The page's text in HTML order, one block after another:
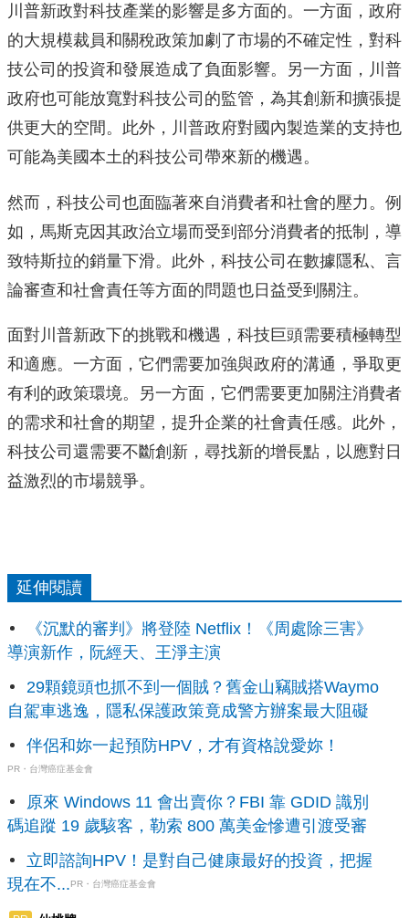
川普新政對科技產業的影響是多方面的。一方面，政府
的大規模裁員和關稅政策加劇了市場的不確定性，對科
技公司的投資和發展造成了負面影響。另一方面，川普
政府也可能放寬對科技公司的監管，為其創新和擴張提
供更大的空間。此外，川普政府對國內製造業的支持也
可能為美國本土的科技公司帶來新的機遇。
然而，科技公司也面臨著來自消費者和社會的壓力。例
如，馬斯克因其政治立場而受到部分消費者的抵制，導
致特斯拉的銷量下滑。此外，科技公司在數據隱私、言
論審查和社會責任等方面的問題也日益受到關注。
面對川普新政下的挑戰和機遇，科技巨頭需要積極轉型
和適應。一方面，它們需要加強與政府的溝通，爭取更
有利的政策環境。另一方面，它們需要更加關注消費者
的需求和社會的期望，提升企業的社會責任感。此外，
科技公司還需要不斷創新，尋找新的增長點，以應對日
益激烈的市場競爭。
延伸閱讀
《沉默的審判》將登陸 Netflix！《周處除三害》
導演新作，阮經天、王淨主演
29顆鏡頭也抓不到一個賊？舊金山竊賊搭Waymo
自駕車逃逸，隱私保護政策竟成警方辦案最大阻礙
伴侶和妳一起預防HPV，才有資格說愛妳！
PR・台灣癌症基金會
原來 Windows 11 會出賣你？FBI 靠 GDID 識別
碼追蹤 19 歲駭客，勒索 800 萬美金慘遭引渡受審
立即諮詢HPV！是對自己健康最好的投資，把握
現在不...PR・台灣癌症基金會